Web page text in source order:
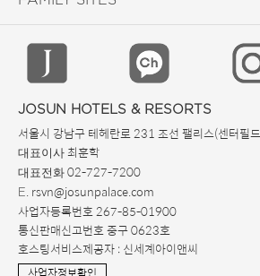
JOSUN HOTELS & RESORTS
서울시 강남구 테헤란로 231 조선 팰리스(센터필
대표이사 최훈학
대표전화 02-727-7200
E. rsvn@josunpalace.com
사업자등록번호 267-85-01900
통신판매신고번호 중구 0623호
호스팅서비스제공자 : 신세계아이앤씨
사업자정보확인